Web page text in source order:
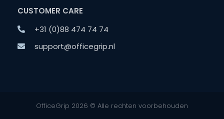
CUSTOMER CARE
+31 (0)88 474 74 74
support@officegrip.nl
OfficeGrip 2026 © Alle rechten voorbehouden